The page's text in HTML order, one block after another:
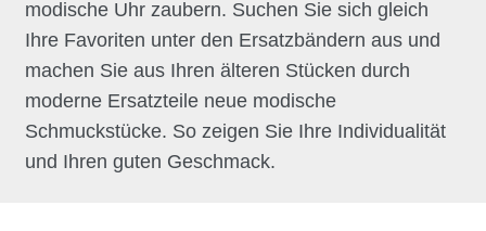
modische Uhr zaubern. Suchen Sie sich gleich
Ihre Favoriten unter den Ersatzbändern aus und
machen Sie aus Ihren älteren Stücken durch
moderne Ersatzteile neue modische
Schmuckstücke. So zeigen Sie Ihre Individualität
und Ihren guten Geschmack.